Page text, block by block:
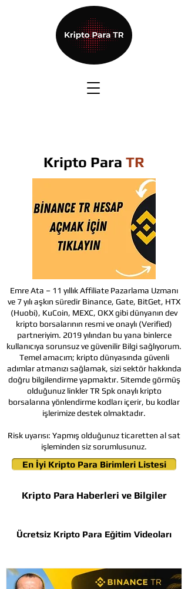
Ücretsiz Kripto Para Eğitim Videoları
Kripto Para Haberleri ve Bilgiler
En İyi Kripto Para Birimleri Listesi
Kripto Para TR
Emre Ata – 11 yıllık Affiliate Pazarlama Uzmanı
ve 7 yılı aşkın süredir Binance, Gate, BitGet, HTX
(Huobi), KuCoin, MEXC, OKX gibi dünyanın dev
kripto borsalarının resmi ve onaylı (Verified)
partneriyim. 2019 yılından bu yana binlerce
kullanıcıya sorunsuz ve güvenilir Bilgi sağlıyorum.
Temel amacım; kripto dünyasında güvenli
adımlar atmanızı sağlamak, sizi sektör hakkında
doğru bilgilendirme yapmaktır. Sitemde görmüş
olduğunuz linkler TR Spk onaylı kripto
borsalarına yönlendirme kodları içerir, bu kodlar
işlerimize destek olmaktadır.
Risk uyarısı: Yapmış olduğunuz ticaretten al sat
işleminden siz sorumlusunuz.